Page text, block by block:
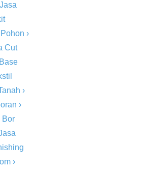
Jasa
›
Cut
›
›
Bor
›